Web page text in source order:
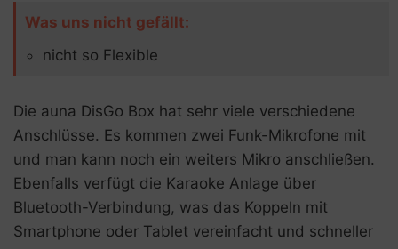
Was uns nicht gefällt:
nicht so Flexible
Die auna DisGo Box hat sehr viele verschiedene
Anschlüsse. Es kommen zwei Funk-Mikrofone mit
und man kann noch ein weiters Mikro anschließen.
Ebenfalls verfügt die Karaoke Anlage über
Bluetooth-Verbindung, was das Koppeln mit
Smartphone oder Tablet vereinfacht und schneller